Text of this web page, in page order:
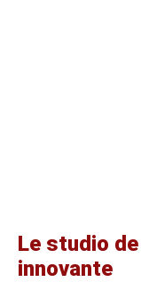
Le studio
innovante